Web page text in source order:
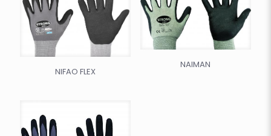
NIFAO FLEX
NAIMAN